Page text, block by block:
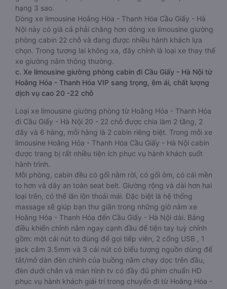
hạng 3 sao.
Dòng xe limousine Hoằng Hóa - Thanh Hóa Cầu Giấy - Hà
Nội này có giá cả phải chăng hơn dòng xe limousine giường
phòng cabin 22 chỗ và đang được nhiều hành khách lựa
chọn. Trong tương lai không xa, đây chính là loại xe thay thế
xe giường nằm thông thường.
c. Xe limousine giường phòng cabin đi Cầu Giấy - Hà Nội từ
Hoằng Hóa - Thanh Hóa VIP sang trọng, êm ái, chất lượng
dịch vụ cao 20 -22 chỗ
Loại xe limousine giường phòng từ Hoằng Hóa - Thanh Hóa
đi Cầu Giấy - Hà Nội 20 - 22 chỗ được chia làm 2 tầng, 2
dãy và 6 hàng, mỗi hàng là 2 cabin riêng biệt. Trong mỗi xe
limousine Hoằng Hóa - Thanh Hóa Cầu Giấy - Hà Nội cabin
được trang bị rất nhiều tiện ích phục vụ hành khách suốt
hành trình.
Mỗi phòng, cabin đều có gối nằm rời, có gối ôm, có cái mền
to hơn và dây an toàn seat belt. Giường rộng và dài hơn hai
loại trên, có thể lăn lộn thoải mái. Đặc biệt là hệ thống
massage sẽ giúp bạn thư giãn trong những giờ nằm xe
Hoằng Hóa - Thanh Hóa đến Cầu Giấy - Hà Nội dài. Bảng
điều khiển chính nằm ngay cạnh đầu để tiện tay tuỳ chỉnh
gồm: một cái nút to đùng để gọi tiếp viên, 2 cổng USB , 1
jack cắm 3.5mm và 3 cái nút có biểu tượng nguồn dùng để
tắt/mở dàn đèn chính của buồng nằm chạy dọc trên đầu,
đèn dưới chân và màn hình tv có đầy đủ phim chuẩn HD
phục vụ hành khách giải trí trong chuyến đi từ Hoằng Hóa -